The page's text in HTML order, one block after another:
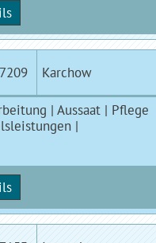
Karchow
| Aussaat | Pflege
|